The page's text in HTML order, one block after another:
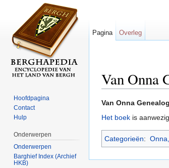
Van Onna
Van Onna
Het boek is
Categorieën:
Pagina Overleg
Hoofdpagina
Contact
Hulp
Onderwerpen
Onderwerpen
Barghief Index (Archief
HKB)